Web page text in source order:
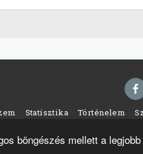
böngészés mellett a
Statisztika Történelem